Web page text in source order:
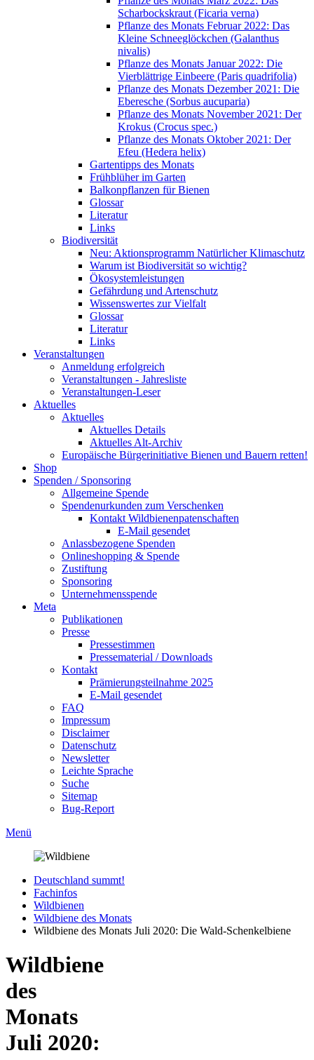
Scharbockskraut (Ficaria verna)
Pflanze des Monats Februar 2022: Das
Kleine Schneeglöckchen (Galanthus
nivalis)
Pflanze des Monats Januar 2022: Die
Vierblättrige Einbeere (Paris quadrifolia)
Pflanze des Monats Dezember 2021: Die
Eberesche (Sorbus aucuparia)
Pflanze des Monats November 2021: Der
Krokus (Crocus spec.)
Pflanze des Monats Oktober 2021: Der
Efeu (Hedera helix)
Gartentipps des Monats
Frühblüher im Garten
Balkonpflanzen für Bienen
Glossar
Literatur
Links
Biodiversität
Neu: Aktionsprogramm Natürlicher Klimaschutz
Warum ist Biodiversität so wichtig?
Ökosystemleistungen
Gefährdung und Artenschutz
Wissenswertes zur Vielfalt
Glossar
Literatur
Links
Veranstaltungen
Anmeldung erfolgreich
Veranstaltungen - Jahresliste
Veranstaltungen-Leser
Aktuelles
Aktuelles
Aktuelles Details
Aktuelles Alt-Archiv
Europäische Bürgerinitiative Bienen und Bauern retten!
Shop
Spenden / Sponsoring
Allgemeine Spende
Spendenurkunden zum Verschenken
Kontakt Wildbienenpatenschaften
E-Mail gesendet
Anlassbezogene Spenden
Onlineshopping & Spende
Zustiftung
Sponsoring
Unternehmensspende
Meta
Publikationen
Presse
Pressestimmen
Pressematerial / Downloads
Kontakt
Prämierungsteilnahme 2025
E-Mail gesendet
FAQ
Impressum
Disclaimer
Datenschutz
Newsletter
Leichte Sprache
Suche
Sitemap
Bug-Report
Menü
Deutschland summt!
Fachinfos
Wildbienen
Wildbiene des Monats
Wildbiene des Monats Juli 2020: Die Wald-Schenkelbiene
Wildbiene
des
Monats
Juli 2020: